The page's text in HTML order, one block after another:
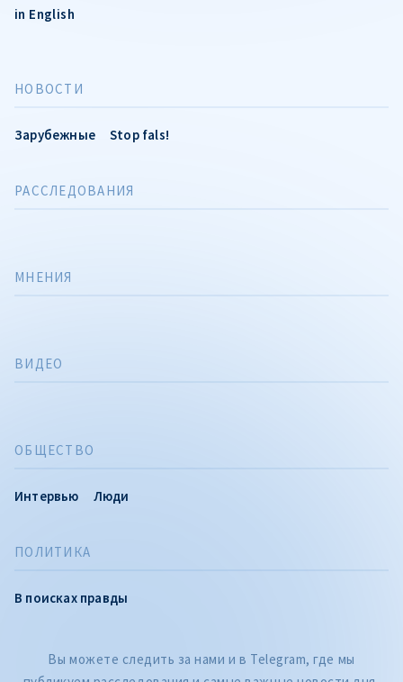
in English
НОВОСТИ
Зарубежные Stop fals!
ПОЛИТИКА
В поисках правды
РАССЛЕДОВАНИЯ
ОБЩЕСТВО
Интервью Люди
МНЕНИЯ
ВИДЕО
Вы можете следить за нами и в Telegram, где мы